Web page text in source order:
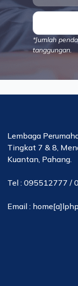
*Jumlah
tanggungan.
Lembaga
Tingkat 7 & 8,
Kuantan, Pahang.
Tel : 095512777 /
Email :